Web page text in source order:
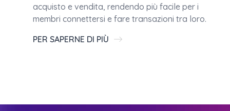
acquisto e vendita, rendendo più facile per i
membri connettersi e fare transazioni tra loro.
PER SAPERNE DI PIÙ